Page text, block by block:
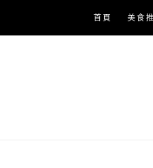
content
首頁 美食